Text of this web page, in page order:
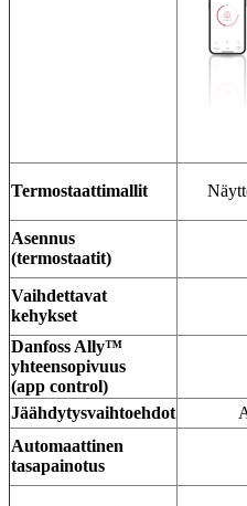
Termostaattimallit
Asennus
(termostaatit)
Vaihdettavat
kehykset
Danfoss Ally™
yhteensopivuus
(app control)
Jäähdytysvaihtoehdot
Automaattinen
tasapainotus